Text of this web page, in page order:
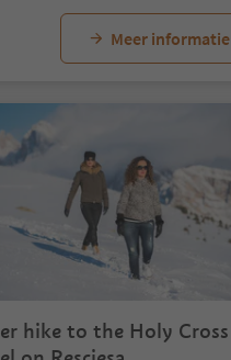
Meer informatie
hike to the Holy Cross